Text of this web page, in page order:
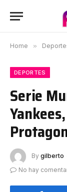
Home »
DEPORTES
Serie
By gilberto
No hay